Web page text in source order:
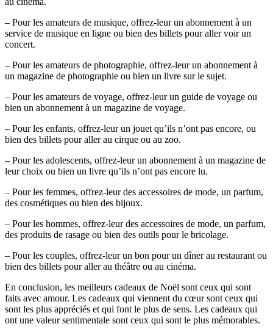
– Pour les amateurs de musique, offrez-leur un abonnement à un
service de musique en ligne ou bien des billets pour aller voir un
concert.
– Pour les amateurs de photographie, offrez-leur un abonnement à
un magazine de photographie ou bien un livre sur le sujet.
– Pour les amateurs de voyage, offrez-leur un guide de voyage ou
bien un abonnement à un magazine de voyage.
– Pour les enfants, offrez-leur un jouet qu’ils n’ont pas encore, ou
bien des billets pour aller au cirque ou au zoo.
– Pour les adolescents, offrez-leur un abonnement à un magazine de
leur choix ou bien un livre qu’ils n’ont pas encore lu.
– Pour les femmes, offrez-leur des accessoires de mode, un parfum,
des cosmétiques ou bien des bijoux.
– Pour les hommes, offrez-leur des accessoires de mode, un parfum,
des produits de rasage ou bien des outils pour le bricolage.
– Pour les couples, offrez-leur un bon pour un dîner au restaurant ou
bien des billets pour aller au théâtre ou au cinéma.
En conclusion, les meilleurs cadeaux de Noël sont ceux qui sont
faits avec amour. Les cadeaux qui viennent du cœur sont ceux qui
sont les plus appréciés et qui font le plus de sens. Les cadeaux qui
ont une valeur sentimentale sont ceux qui sont le plus mémorables.